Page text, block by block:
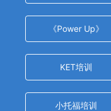
《Power Up》
KET培训
小托福培训